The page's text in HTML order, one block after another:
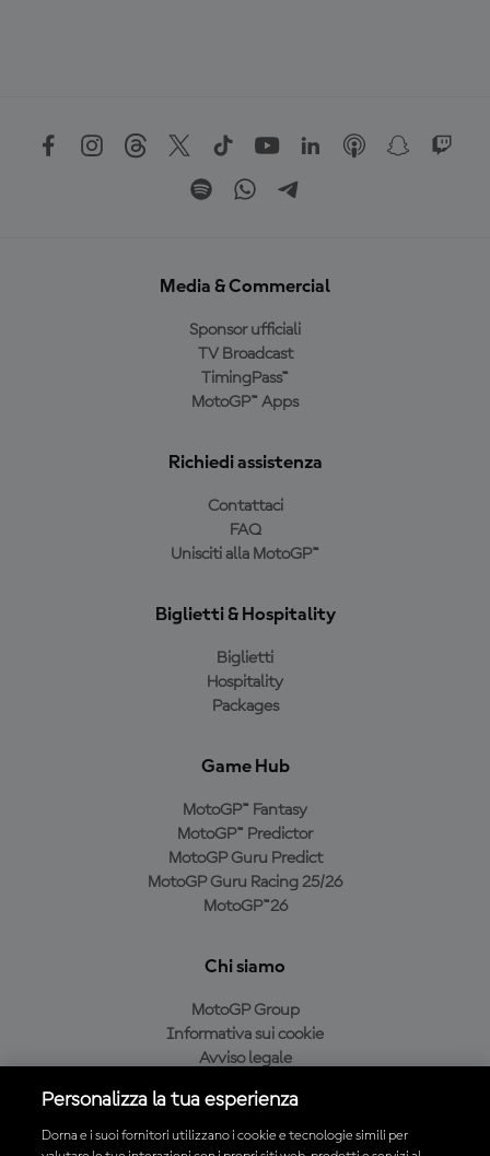
Media & Commercial
Sponsor ufficiali
TV Broadcast
TimingPass™
MotoGP™ Apps
Richiedi assistenza
Contattaci
FAQ
Unisciti alla MotoGP™
Biglietti & Hospitality
Biglietti
Hospitality
Packages
Game Hub
MotoGP™ Fantasy
MotoGP™ Predictor
MotoGP Guru Predict
MotoGP Guru Racing 25/26
MotoGP™26
Chi siamo
MotoGP Group
Informativa sui cookie
Avviso legale
Condizioni di acquisto
Personalizza la tua esperienza
Dorna e i suoi fornitori utilizzano i cookie e tecnologie simili per